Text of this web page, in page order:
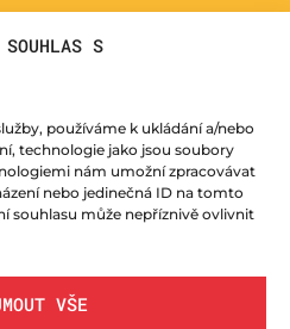
SOUHLAS S
používáme k ukládání a/nebo
technologie jako jsou soubory
nám umožní zpracovávat
nebo jedinečná ID na tomto
souhlasu může nepříznivě ovlivnit
VŠE